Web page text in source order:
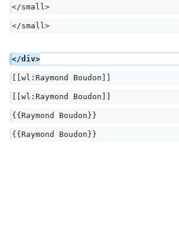
</small>
</small>
</div>
[[wl:Raymond Boudon]]
[[wl:Raymond Boudon]]
{{Raymond Boudon}}
{{Raymond Boudon}}